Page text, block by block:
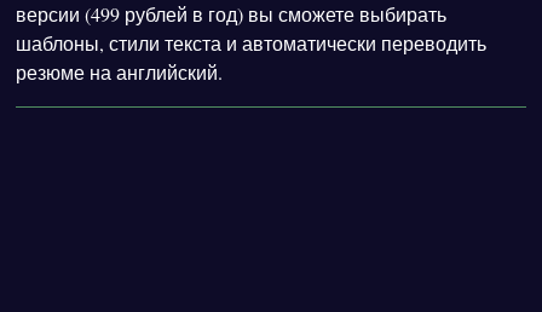
версии (499 рублей в год) вы сможете выбирать
шаблоны, стили текста и автоматически переводить
резюме на английский.